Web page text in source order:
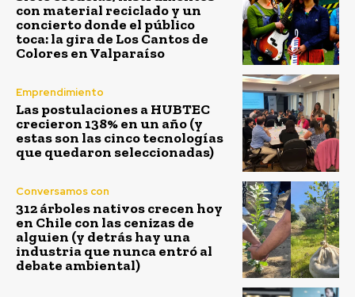
con material reciclado y un
concierto donde el público
toca: la gira de Los Cantos de
Colores en Valparaíso
Emprendimiento
Las postulaciones a HUBTEC
crecieron 138% en un año (y
estas son las cinco tecnologías
que quedaron seleccionadas)
Conversamos con
312 árboles nativos crecen hoy
en Chile con las cenizas de
alguien (y detrás hay una
industria que nunca entró al
debate ambiental)